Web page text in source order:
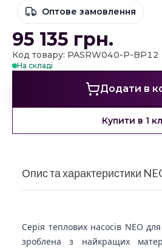
Оптове замовлення
95 135 грн.
Код товару: PASRW040-P-BP12
На складі
Додати в
Купити в 1
Опис та характеристики
Серія теплових насосів NEO
зроблена з найкращих